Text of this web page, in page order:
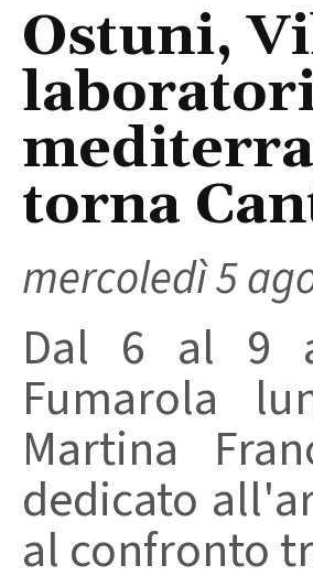
Ostuni,
torna
mercoledì 5
Dal 6 al 9
Fumarola
Martina
dedicato
al confronto